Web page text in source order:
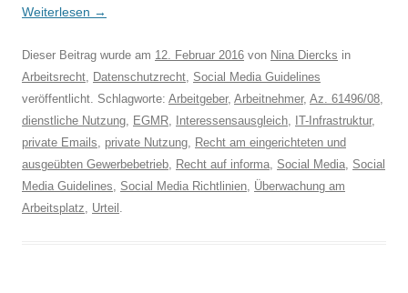
Weiterlesen →
Dieser Beitrag wurde am 12. Februar 2016 von Nina Diercks in
Arbeitsrecht, Datenschutzrecht, Social Media Guidelines
veröffentlicht. Schlagworte: Arbeitgeber, Arbeitnehmer, Az. 61496/08,
dienstliche Nutzung, EGMR, Interessensausgleich, IT-Infrastruktur,
private Emails, private Nutzung, Recht am eingerichteten und
ausgeübten Gewerbebetrieb, Recht auf informa, Social Media, Social
Media Guidelines, Social Media Richtlinien, Überwachung am
Arbeitsplatz, Urteil .